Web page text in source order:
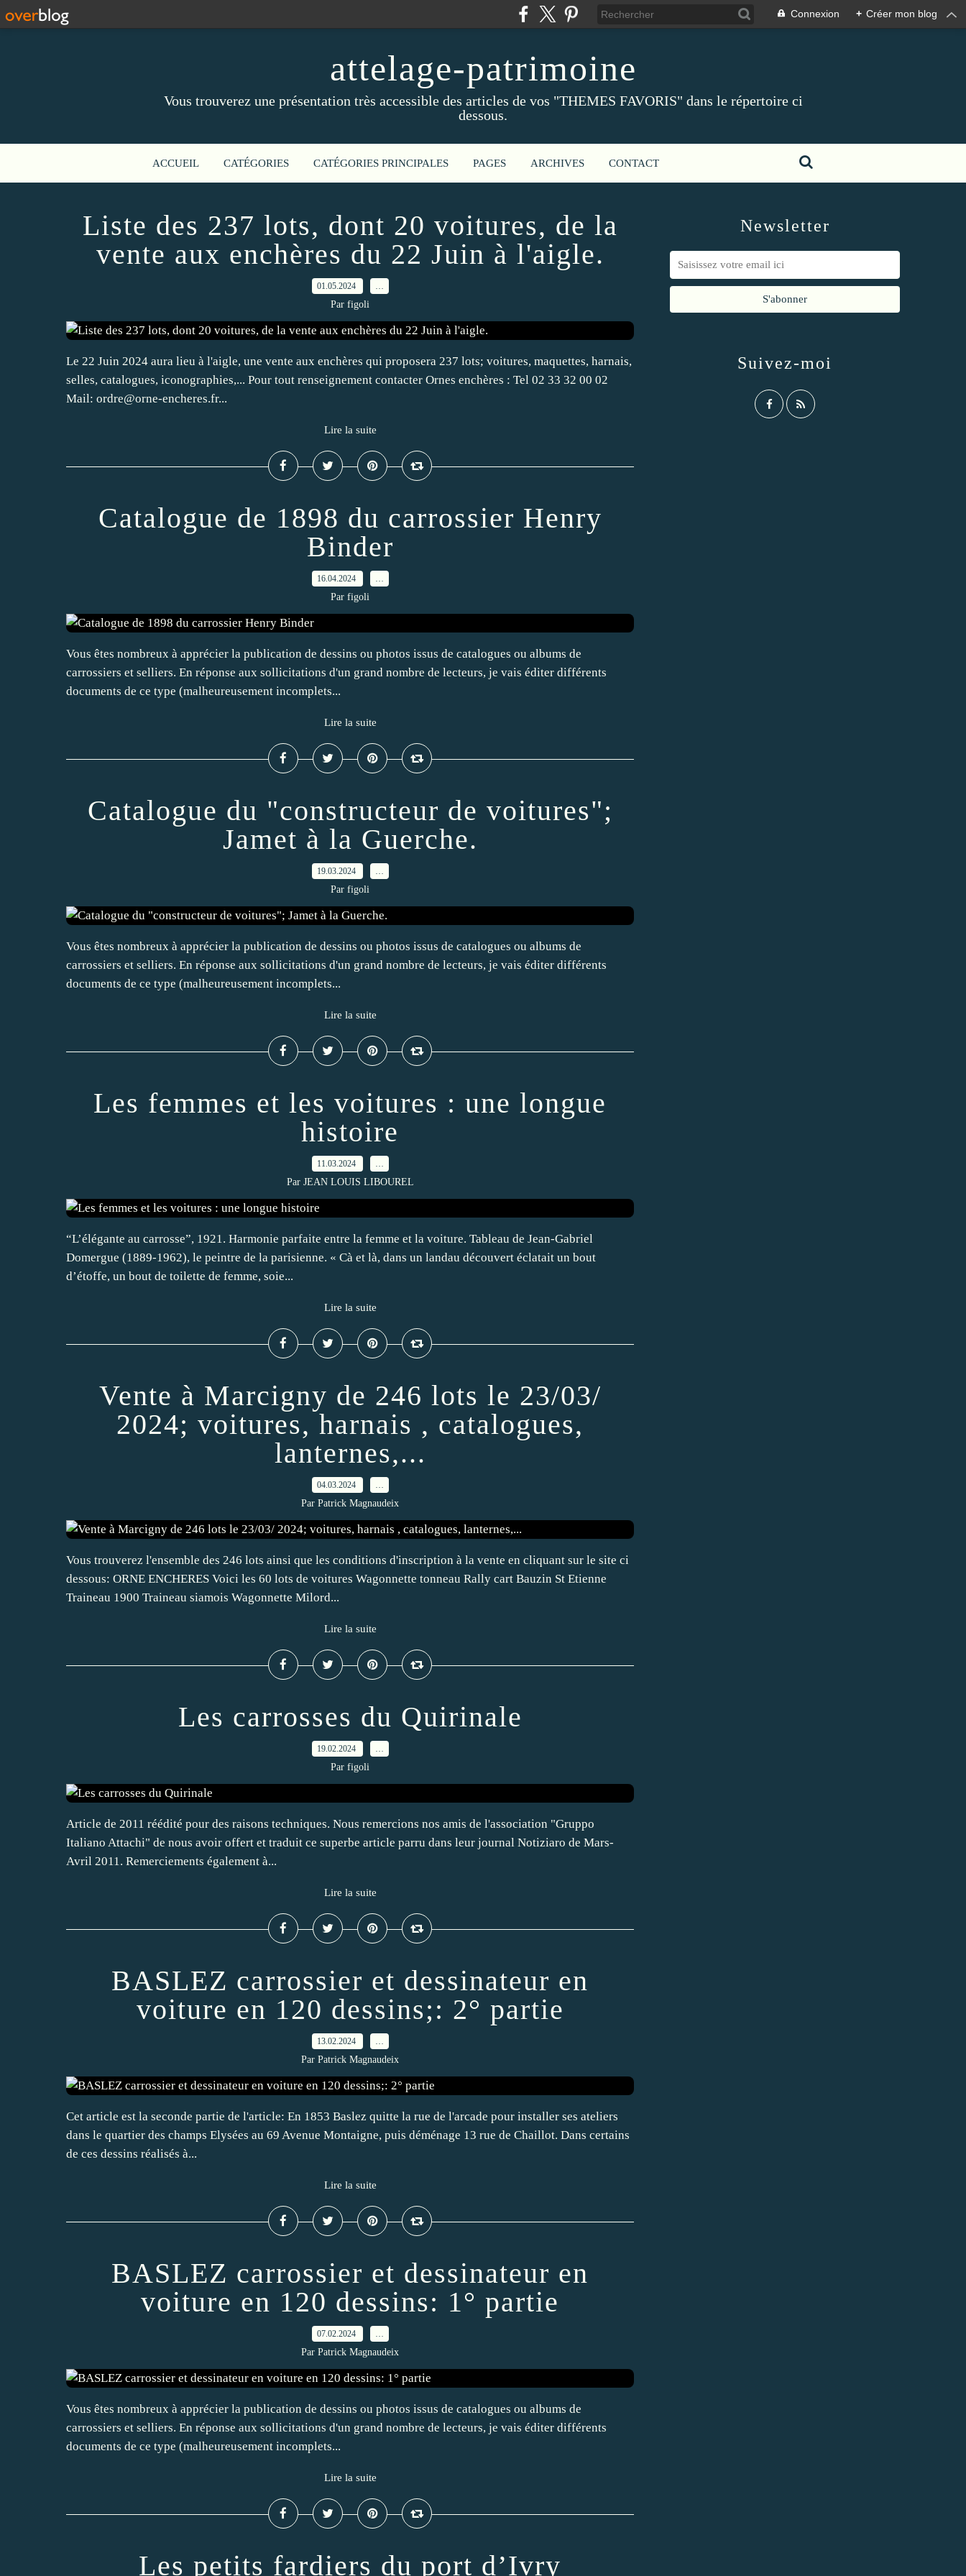
Connexion + Créer mon blog
attelage-patrimoine
Vous trouverez une présentation très accessible des articles de vos "THEMES FAVORIS" dans le répertoire ci
dessous.
ACCUEIL CATÉGORIES CATÉGORIES PRINCIPALES PAGES ARCHIVES CONTACT
Liste des 237 lots, dont 20 voitures, de la
vente aux enchères du 22 Juin à l'aigle.
01.05.2024 …
Par figoli
Le 22 Juin 2024 aura lieu à l'aigle, une vente aux enchères qui proposera 237 lots; voitures, maquettes, harnais,
selles, catalogues, iconographies,... Pour tout renseignement contacter Ornes enchères : Tel 02 33 32 00 02
Mail: ordre@orne-encheres.fr...
Lire la suite
Catalogue de 1898 du carrossier Henry
Binder
16.04.2024 …
Par figoli
Vous êtes nombreux à apprécier la publication de dessins ou photos issus de catalogues ou albums de
carrossiers et selliers. En réponse aux sollicitations d'un grand nombre de lecteurs, je vais éditer différents
documents de ce type (malheureusement incomplets...
Lire la suite
Catalogue du "constructeur de voitures";
Jamet à la Guerche.
19.03.2024 …
Par figoli
Vous êtes nombreux à apprécier la publication de dessins ou photos issus de catalogues ou albums de
carrossiers et selliers. En réponse aux sollicitations d'un grand nombre de lecteurs, je vais éditer différents
documents de ce type (malheureusement incomplets...
Lire la suite
Les femmes et les voitures : une longue
histoire
11.03.2024 …
Par JEAN LOUIS LIBOUREL
“L’élégante au carrosse”, 1921. Harmonie parfaite entre la femme et la voiture. Tableau de Jean-Gabriel
Domergue (1889-1962), le peintre de la parisienne. « Cà et là, dans un landau découvert éclatait un bout
d’étoffe, un bout de toilette de femme, soie...
Lire la suite
Vente à Marcigny de 246 lots le 23/03/
2024; voitures, harnais , catalogues,
lanternes,...
04.03.2024 …
Par Patrick Magnaudeix
Vous trouverez l'ensemble des 246 lots ainsi que les conditions d'inscription à la vente en cliquant sur le site ci
dessous: ORNE ENCHERES Voici les 60 lots de voitures Wagonnette tonneau Rally cart Bauzin St Etienne
Traineau 1900 Traineau siamois Wagonnette Milord...
Lire la suite
Les carrosses du Quirinale
19.02.2024 …
Par figoli
Article de 2011 réédité pour des raisons techniques. Nous remercions nos amis de l'association "Gruppo
Italiano Attachi" de nous avoir offert et traduit ce superbe article parru dans leur journal Notiziaro de Mars-
Avril 2011. Remerciements également à...
Lire la suite
BASLEZ carrossier et dessinateur en
voiture en 120 dessins;: 2° partie
13.02.2024 …
Par Patrick Magnaudeix
Cet article est la seconde partie de l'article: En 1853 Baslez quitte la rue de l'arcade pour installer ses ateliers
dans le quartier des champs Elysées au 69 Avenue Montaigne, puis déménage 13 rue de Chaillot. Dans certains
de ces dessins réalisés à...
Lire la suite
BASLEZ carrossier et dessinateur en
voiture en 120 dessins: 1° partie
07.02.2024 …
Par Patrick Magnaudeix
Vous êtes nombreux à apprécier la publication de dessins ou photos issus de catalogues ou albums de
carrossiers et selliers. En réponse aux sollicitations d'un grand nombre de lecteurs, je vais éditer différents
documents de ce type (malheureusement incomplets...
Lire la suite
Les petits fardiers du port d’Ivry
Newsletter
Suivez-moi